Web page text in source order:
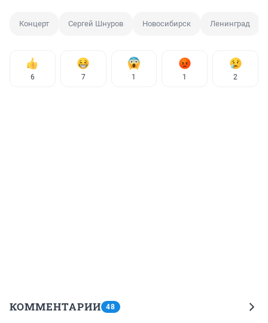
Концерт Сергей Шнуров Новосибирск Ленинград
6 7 1 1 2
КОММЕНТАРИИ 48